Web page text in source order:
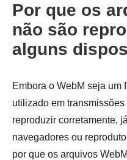
Por que os
não são
alguns
Embora o WebM seja um
utilizado em
reproduzir corretamente,
navegadores ou
por que os arquivos